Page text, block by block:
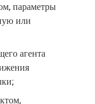
параметры
или
агента